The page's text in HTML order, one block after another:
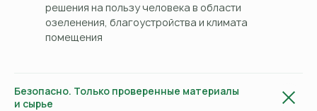
решения на пользу человека в области
озеленения, благоустройства и климата
помещения
Безопасно. Только проверенные материалы
и сырье